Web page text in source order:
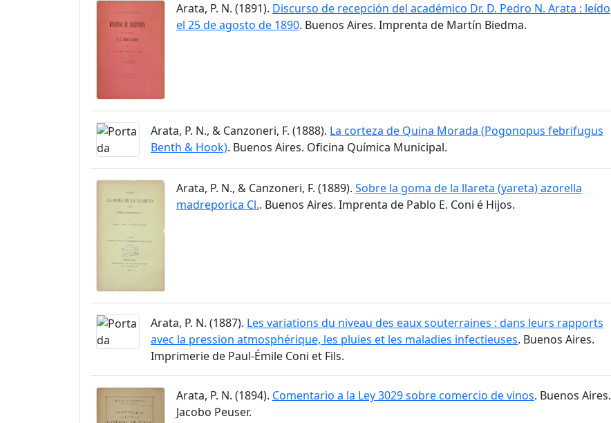
Arata, P. N. (1891). Discurso de recepción del académico Dr. D. Pedro N. Arata : leído
el 25 de agosto de 1890. Buenos Aires. Imprenta de Martín Biedma.
Arata, P. N., & Canzoneri, F. (1888). La corteza de Quina Morada (Pogonopus febrifugus
Benth & Hook). Buenos Aires. Oficina Química Municipal.
Arata, P. N., & Canzoneri, F. (1889). Sobre la goma de la llareta (yareta) azorella
madreporica Cl.. Buenos Aires. Imprenta de Pablo E. Coni é Hijos.
Arata, P. N. (1887). Les variations du niveau des eaux souterraines : dans leurs rapports
avec la pression atmosphérique, les pluies et les maladies infectieuses. Buenos Aires.
Imprimerie de Paul-Émile Coni et Fils.
Arata, P. N. (1894). Comentario a la Ley 3029 sobre comercio de vinos. Buenos Aires.
Jacobo Peuser.